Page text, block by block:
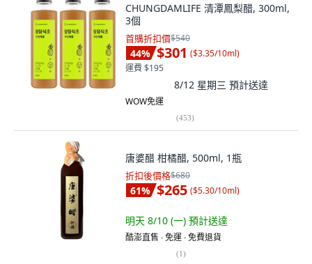
CHUNGDAMLIFE 清潭鳳梨醋, 300ml,
3個
首購折扣價$540
44% $301 ($3.35/10ml)
運費 $195
8/12 星期三 預計送達
WOW免運
(453)
唐婆醋 柑橘醋, 500ml, 1瓶
折扣後價格$680
61% $265 ($5.30/10ml)
明天 8/10 (一) 預計送達
酷澎直售 ∙ 免運 ∙ 免費退貨
(1)